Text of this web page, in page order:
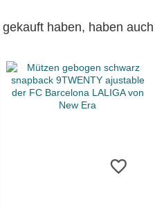
haben, haben auch